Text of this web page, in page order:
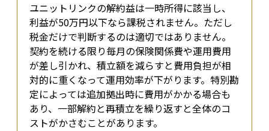
ユニットリンクの解約益は一時所得に該当し、
利益が50万円以下なら課税されません。ただし
税金だけで判断するのは適切ではありません。
契約を続ける限り毎月の保険関係費や運用費用
が差し引かれ、積立額を減らすと費用負担が相
対的に重くなって運用効率が下がります。特別勘
定によっては追加拠出時に費用がかかる場合も
あり、一部解約と再積立を繰り返すと全体のコ
ストがかさむことがあります。